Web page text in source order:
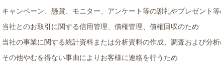
キャンペーン、懸賞、モニター、アンケート等の謝礼やプレゼント
当社とのお取引に関する信用管理、債権管理、債権回収のため
当社の事業に関する統計資料または分析資料の作成、調査および分
その他やむを得ない事由によりお客様に連絡を行うため